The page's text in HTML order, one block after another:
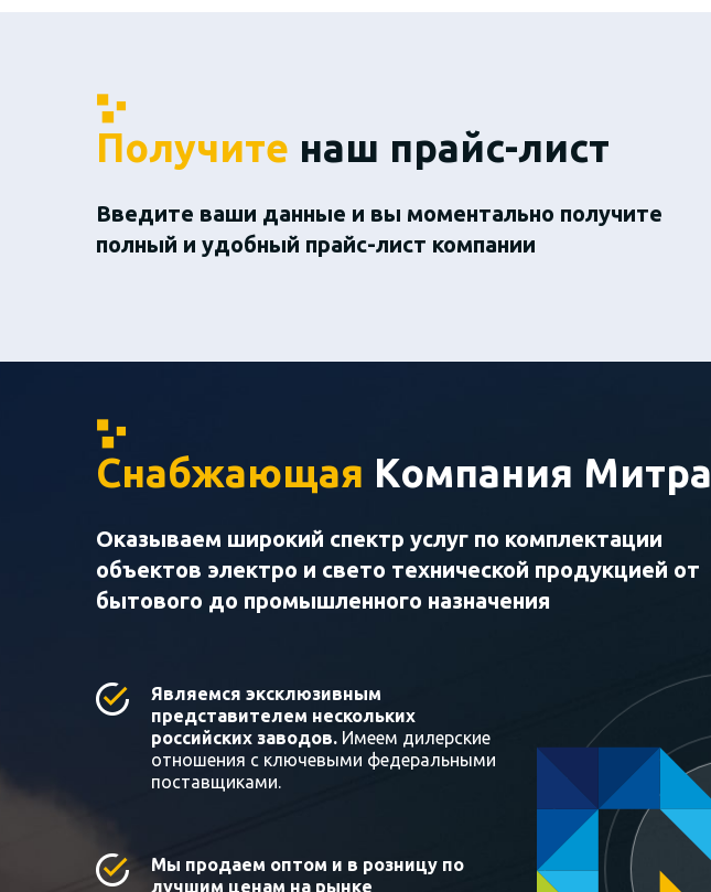
Получите наш прайс-лист
Введите ваши данные и вы моментально получите
полный и удобный прайс-лист компании
Снабжающая Компания Митра
Оказываем широкий спектр услуг по комплектации
объектов электро и свето технической продукцией от
бытового до промышленного назначения
Являемся эксклюзивным
представителем нескольких
российских заводов. Имеем дилерские
отношения с ключевыми федеральными
поставщиками.
Мы продаем оптом и в розницу по
лучшим ценам на рынке